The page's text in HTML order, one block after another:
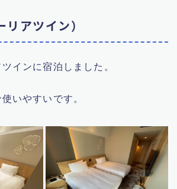
リアツイン）
インに宿泊しました。
いやすいです。